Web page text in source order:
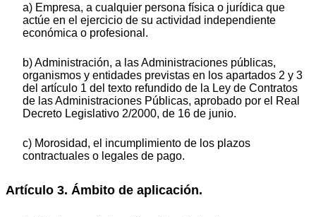
a) Empresa, a cualquier persona física o jurídica que
actúe en el ejercicio de su actividad independiente
económica o profesional.
b) Administración, a las Administraciones públicas,
organismos y entidades previstas en los apartados 2 y 3
del artículo 1 del texto refundido de la Ley de Contratos
de las Administraciones Públicas, aprobado por el Real
Decreto Legislativo 2/2000, de 16 de junio.
c) Morosidad, el incumplimiento de los plazos
contractuales o legales de pago.
Artículo 3. Ámbito de aplicación.